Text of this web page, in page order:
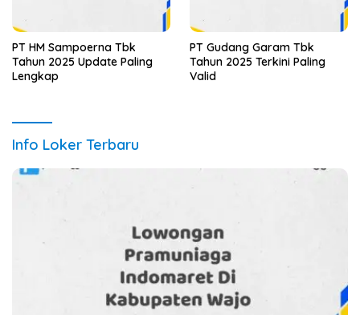
PT HM Sampoerna Tbk
Tahun 2025 Update Paling
Lengkap
PT Gudang Garam Tbk
Tahun 2025 Terkini Paling
Valid
Info Loker Terbaru